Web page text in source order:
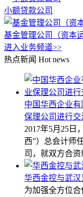
小额贷款公司
基金管理公司（资本
进入业务频道>>
热点新闻 Hot news
中国华西企业
保理公司进行交
2017年5月25日
西”）总会计师
司，就双方合资
华西金控与武
为加强全方位